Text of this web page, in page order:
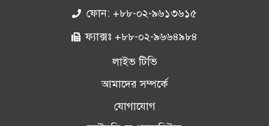
ফোন: +৮৮-০২-৯৬১৩৬১৫
ফ্যাক্সঃ +৮৮-০২-৯৬৬৪৯৮৪
লাইভ টিভি
আমাদের সম্পর্কে
যোগাযোগ